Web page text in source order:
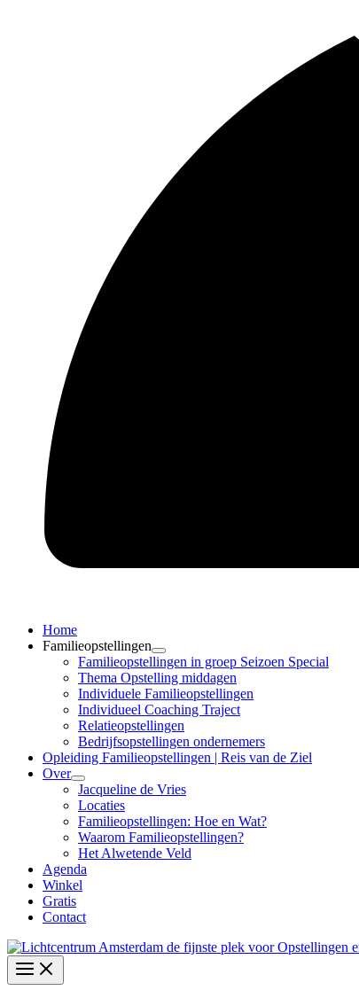
Home
Familieopstellingen
Familieopstellingen in groep Seizoen Special
Thema Opstelling middagen
Individuele Familieopstellingen
Individueel Coaching Traject
Relatieopstellingen
Bedrijfsopstellingen ondernemers
Opleiding Familieopstellingen | Reis van de Ziel
Over
Jacqueline de Vries
Locaties
Familieopstellingen: Hoe en Wat?
Waarom Familieopstellingen?
Het Alwetende Veld
Agenda
Winkel
Gratis
Contact